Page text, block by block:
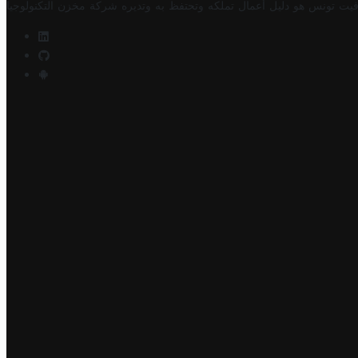
تونس هو دليل أعمال تملكه وتحتفظ به وتديره شركة مخزن التكنولوجيا